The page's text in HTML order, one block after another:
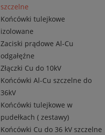
szczelne
Końcówki tulejkowe
izolowane
Zaciski prądowe Al-Cu
odgałęźne
Złączki Cu do 10kV
Końcówki Al-Cu szczelne do
36kV
Końcówki tulejkowe w
pudełkach ( zestawy)
Końcówki Cu do 36 kV szczelne